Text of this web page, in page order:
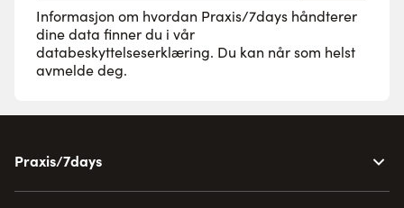
Informasjon om hvordan Praxis/7days håndterer
dine data finner du i vår
databeskyttelseserklæring. Du kan når som helst
avmelde deg.
Praxis/7days